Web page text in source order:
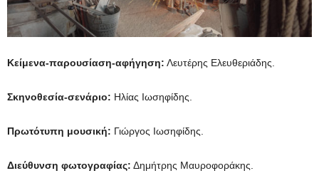
Κείμενα-παρουσίαση-αφήγηση: Λευτέρης Ελευθεριάδης.
Σκηνοθεσία-σενάριο: Ηλίας Ιωσηφίδης.
Πρωτότυπη μουσική: Γιώργος Ιωσηφίδης.
Διεύθυνση φωτογραφίας: Δημήτρης Μαυροφοράκης.